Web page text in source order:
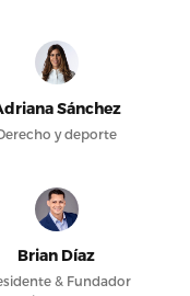
Sánchez
y deporte
Brian Díaz
& Fundador